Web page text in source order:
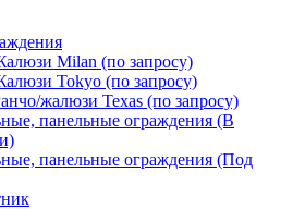
Milan (по запросу)
Tokyo (по запросу)
жалюзи Texas (по запросу)
панельные ограждения (В
панельные ограждения (Под